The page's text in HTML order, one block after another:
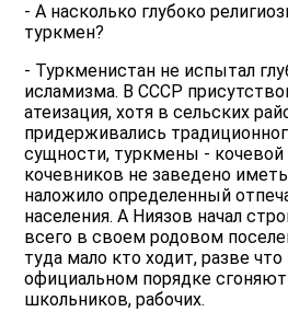
- А насколько глубоко
туркмен?
- Туркменистан не испытал
исламизма. В СССР
атеизация, хотя в сельских
придерживались
сущности, туркмены - кочевой
кочевников не заведено
наложило определенный
населения. А Ниязов начал
всего в своем родовом
туда мало кто ходит, разве
официальном порядке
школьников, рабочих.